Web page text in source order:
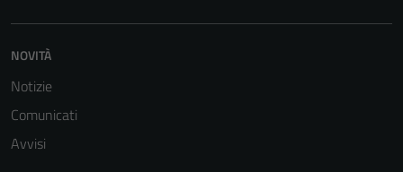
NOVITÀ
Notizie
Comunicati
Avvisi